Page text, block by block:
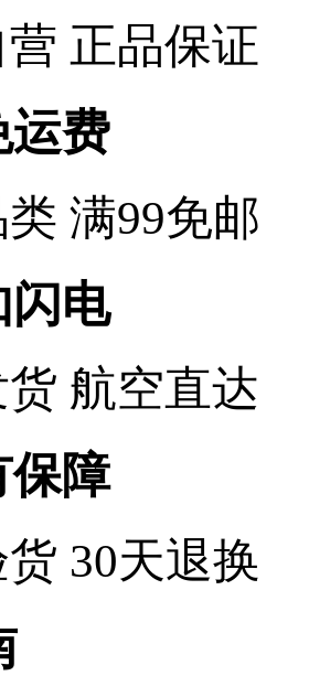
正品保证
运费
满99免邮
闪电
航空直达
保障
30天退换